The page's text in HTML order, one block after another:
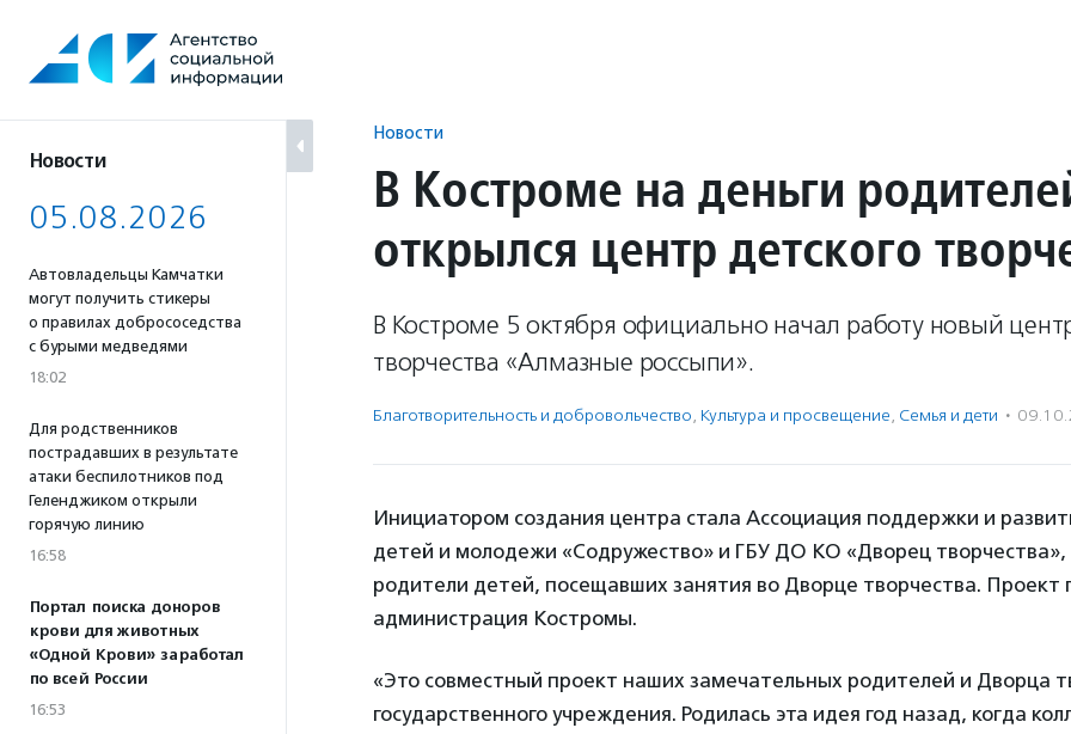
содержанию
Новости
05.08.2026
Автовладельцы Камчатки
могут получить стикеры
о правилах добрососедства
с бурыми медведями
18:02
Для родственников
пострадавших в результате
атаки беспилотников под
Геленджиком открыли
горячую линию
16:58
Портал поиска доноров
крови для животных
«Одной Крови» заработал
по всей России
16:53
Новости
В Костроме на деньги
открылся центр детского
В Костроме 5 октября официально начал работу новый
творчества «Алмазные россыпи».
Благотвори­тель­ность и доброволь­чест­во, Культура и просвещение, Семья и дети ·
Инициатором создания центра стала Ассоциация поддержки и
детей и молодежи «Содружество» и ГБУ ДО КО «Дворец творчества»,
родители детей, посещавших занятия во Дворце творчества.
администрация Костромы.
«Это совместный проект наших замечательных родителей и Дворца
государственного учреждения. Родилась эта идея год назад, когда